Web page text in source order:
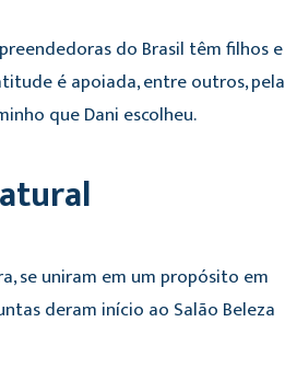
do Brasil têm filhos e
é apoiada, entre outros, pela
que Dani escolheu.
se uniram em um propósito em
deram início ao Salão Beleza